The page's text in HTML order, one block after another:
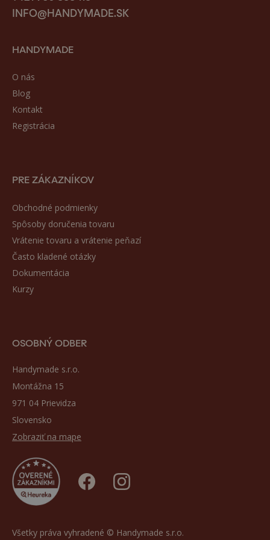
INFO@HANDYMADE.SK
HANDYMADE
O nás
Blog
Kontakt
Registrácia
PRE ZÁKAZNÍKOV
Obchodné podmienky
Spôsoby doručenia tovaru
Vrátenie tovaru a vrátenie peňazí
Často kladené otázky
Dokumentácia
Kurzy
OSOBNÝ ODBER
Handymade s.r.o.
Montážna 15
971 04 Prievidza
Slovensko
Zobraziť na mape
Všetky práva vyhradené © Handymade s.r.o.